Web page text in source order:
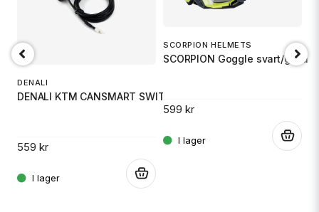
DENALI
DENALI KTM CANSMART SWITCH DRY
559 kr
SCORPION HELMETS
SCORPION Goggle svart/gul
599 kr